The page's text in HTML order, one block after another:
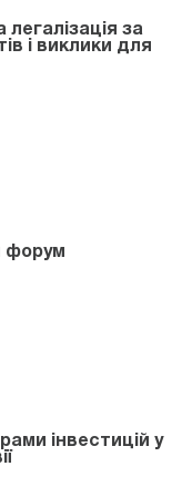
за
і виклики для
форум
інвестицій у